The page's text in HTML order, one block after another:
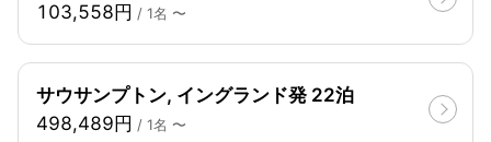
103,558円 / 1名 〜
サウサンプトン, イングランド発 22泊
498,489円 / 1名 〜